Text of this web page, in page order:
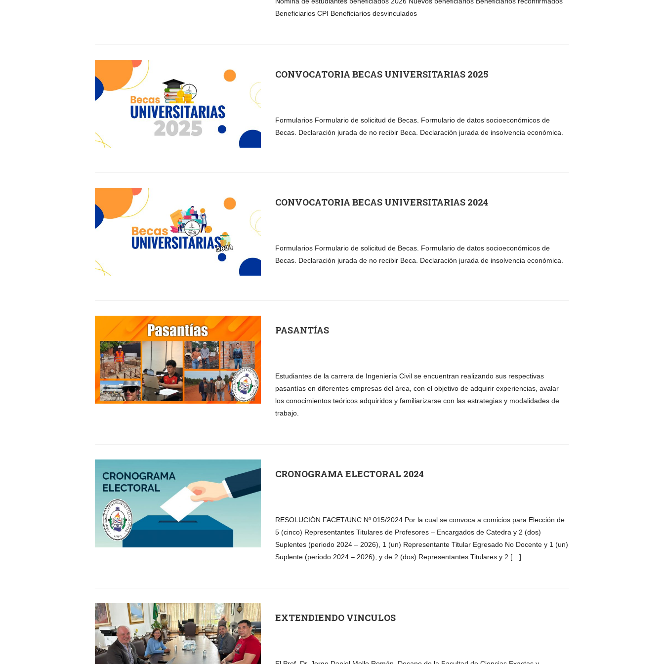
Beneficiarios CPI Beneficiarios desvinculados
CONVOCATORIA BECAS UNIVERSITARIAS 2025
Formularios Formulario de solicitud de Becas. Formulario de datos socioeconómicos de
Becas. Declaración jurada de no recibir Beca. Declaración jurada de insolvencia económica.
CONVOCATORIA BECAS UNIVERSITARIAS 2024
Formularios Formulario de solicitud de Becas. Formulario de datos socioeconómicos de
Becas. Declaración jurada de no recibir Beca. Declaración jurada de insolvencia económica.
PASANTÍAS
Estudiantes de la carrera de Ingeniería Civil se encuentran realizando sus respectivas
pasantías en diferentes empresas del área, con el objetivo de adquirir experiencias, avalar
los conocimientos teóricos adquiridos y familiarizarse con las estrategias y modalidades de
trabajo.
CRONOGRAMA ELECTORAL 2024
RESOLUCIÓN FACET/UNC Nº 015/2024 Por la cual se convoca a comicios para Elección de
5 (cinco) Representantes Titulares de Profesores – Encargados de Catedra y 2 (dos)
Suplentes (periodo 2024 – 2026), 1 (un) Representante Titular Egresado No Docente y 1 (un)
Suplente (periodo 2024 – 2026), y de 2 (dos) Representantes Titulares y 2 […]
EXTENDIENDO VINCULOS